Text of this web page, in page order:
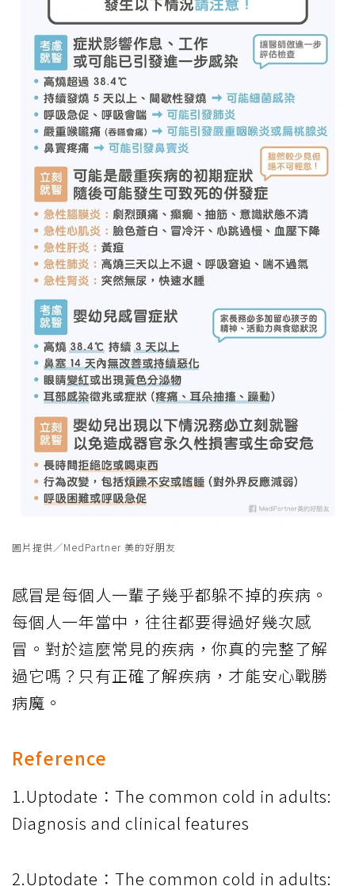
圖片提供／MedPartner 美的好朋友
感冒是每個人一輩子幾乎都躲不掉的疾病。
每個人一年當中，往往都要得過好幾次感
冒。對於這麼常見的疾病，你真的完整了解
過它嗎？只有正確了解疾病，才能安心戰勝
病魔。
Reference
1.Uptodate：The common cold in adults:
Diagnosis and clinical features
2.Uptodate：The common cold in adults: